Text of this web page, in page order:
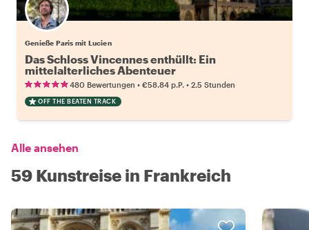
Genieße Paris mit Lucien
Das Schloss Vincennes enthüllt: Ein
mittelalterliches Abenteuer
480 Bewertungen • €58.84 p.P. • 2.5 Stunden
OFF THE BEATEN TRACK
Alle ansehen
59 Kunstreise in Frankreich